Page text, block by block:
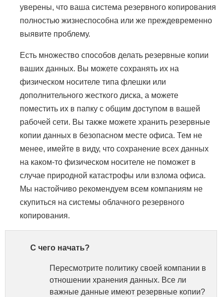
уверены, что ваша система резервного копирования
полностью жизнеспособна или же преждевременно
выявите проблему.
Есть множество способов делать резервные копии
ваших данных. Вы можете сохранять их на
физическом носителе типа флешки или
дополнительного жесткого диска, а можете
поместить их в папку с общим доступом в вашей
рабочей сети. Вы также можете хранить резервные
копии данных в безопасном месте офиса. Тем не
менее, имейте в виду, что сохранение всех данных
на каком-то физическом носителе не поможет в
случае природной катастрофы или взлома офиса.
Мы настойчиво рекомендуем всем компаниям не
скупиться на системы облачного резервного
копирования.
С чего начать?
Пересмотрите политику своей компании в
отношении хранения данных. Все ли
важные данные имеют резервные копии?